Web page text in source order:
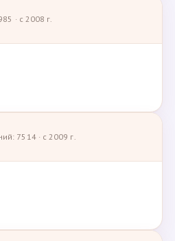
· с 2008 г.
7514 · с 2009 г.